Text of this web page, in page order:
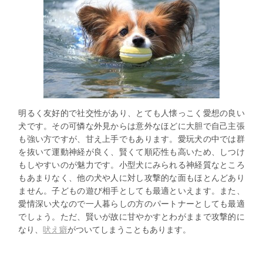
明るく友好的で社交性があり、とても人懐っこく愛想の良い
犬です。その可憐な外見からは意外なほどに大胆で自己主張
も強い方ですが、甘え上手でもあります。愛玩犬の中では群
を抜いて運動神経が良く、賢くて順応性も高いため、しつけ
もしやすいのが魅力です。小型犬にみられる神経質なところ
もあまりなく、他の犬や人に対し攻撃的な面もほとんどあり
ません。子どもの遊び相手としても最適といえます。また、
愛情深い犬なので一人暮らしの方のパートナーとしても最適
でしょう。ただ、賢いが故に甘やかすとわがままで攻撃的に
なり、吠え癖がついてしまうこともあります。